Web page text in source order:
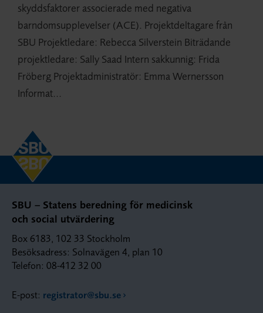
skyddsfaktorer associerade med negativa
barndomsupplevelser (ACE). Projektdeltagare från
SBU Projektledare: Rebecca Silverstein Biträdande
projektledare: Sally Saad Intern sakkunnig: Frida
Fröberg Projektadministratör: Emma Wernersson
Informat...
SBU – Statens beredning för medicinsk
och social utvärdering
Box 6183, 102 33 Stockholm
Besöksadress: Solnavägen 4, plan 10
Telefon: 08-412 32 00
E-post: registrator@sbu.se